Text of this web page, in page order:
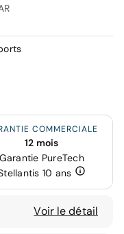
COMMERCIALE
12 mois
Garantie PureTech
10 ans
Voir le détail